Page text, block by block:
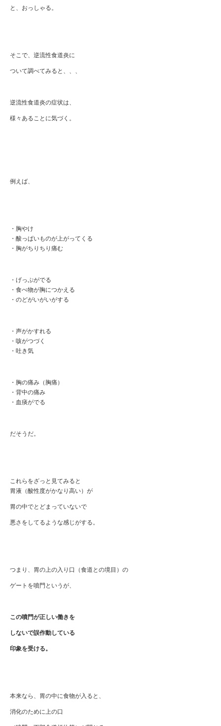
と、おっしゃる。
そこで、逆流性食道炎に
ついて調べてみると、、、
逆流性食道炎の症状は、
様々あることに気づく。
例えば、
・胸やけ
・酸っぱいものが上がってくる
・胸がちりちり痛む
・げっぷがでる
・食べ物が胸につかえる
・のどがいがいがする
・声がかすれる
・咳がつづく
・吐き気
・胸の痛み（胸痛）
・背中の痛み
・血痰がでる
だそうだ。
これらをざっと見てみると
胃液（酸性度がかなり高い）が
胃の中でとどまっていないで
悪さをしてるような感じがする。
つまり、胃の上の入り口（食道との境目）の
ゲートを噴門というが、
この噴門が正しい働きを
しないで誤作動している
印象を受ける。
本来なら、胃の中に食物が入ると、
消化のために上の口